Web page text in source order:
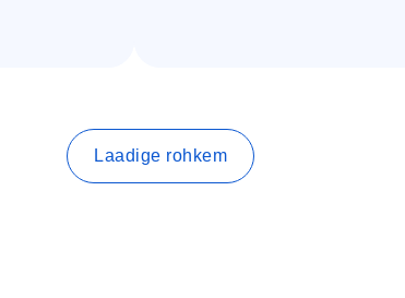
Laadige rohkem